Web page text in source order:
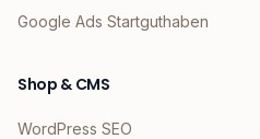
Google Ads Startguthaben
Shop & CMS
WordPress SEO